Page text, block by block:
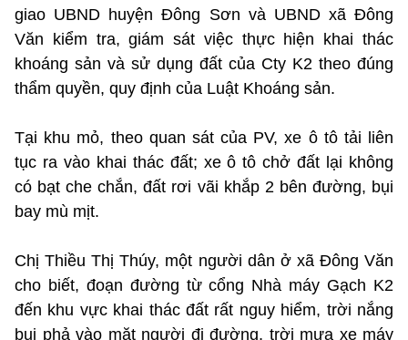
giao UBND huyện Đông Sơn và UBND xã Đông
Văn kiểm tra, giám sát việc thực hiện khai thác
khoáng sản và sử dụng đất của Cty K2 theo đúng
thẩm quyền, quy định của Luật Khoáng sản.
Tại khu mỏ, theo quan sát của PV, xe ô tô tải liên
tục ra vào khai thác đất; xe ô tô chở đất lại không
có bạt che chắn, đất rơi vãi khắp 2 bên đường, bụi
bay mù mịt.
Chị Thiều Thị Thúy, một người dân ở xã Đông Văn
cho biết, đoạn đường từ cổng Nhà máy Gạch K2
đến khu vực khai thác đất rất nguy hiểm, trời nắng
bụi phả vào mặt người đi đường, trời mưa xe máy